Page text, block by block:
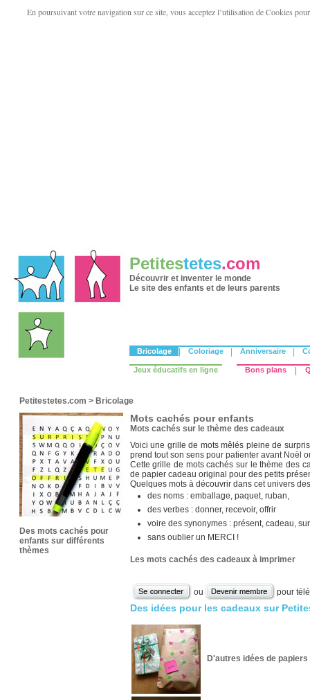
En poursuivant votre navigation sur ce site, vous acceptez l’utilisation de Cookies
Petitestetes.com
Découvrir et inventer le monde
Le site des enfants et de leurs parents
Bricolage Coloriage Anniversaire
Jeux éducatifs en ligne Bons plans
Petitestetes.com > Bricolage
Des mots cachés pour
enfants sur différents
thèmes
Mots cachés pour enfants
Mots cachés sur le thème des cadeaux
Voici une grille de mots mêlés pleine de
prend tout son sens pour patienter avant Noël
Cette grille de mots cachés sur le thème des
de papier cadeau original pour des petits
Quelques mots à découvrir dans cet univers
des noms : emballage, paquet, ruban,
des verbes : donner, recevoir, offrir
voire des synonymes : présent, cadeau,
sans oublier un MERCI !
Les mots cachés des cadeaux à imprimer
ou pour
Des idées pour les cadeaux sur
D'autres idées de